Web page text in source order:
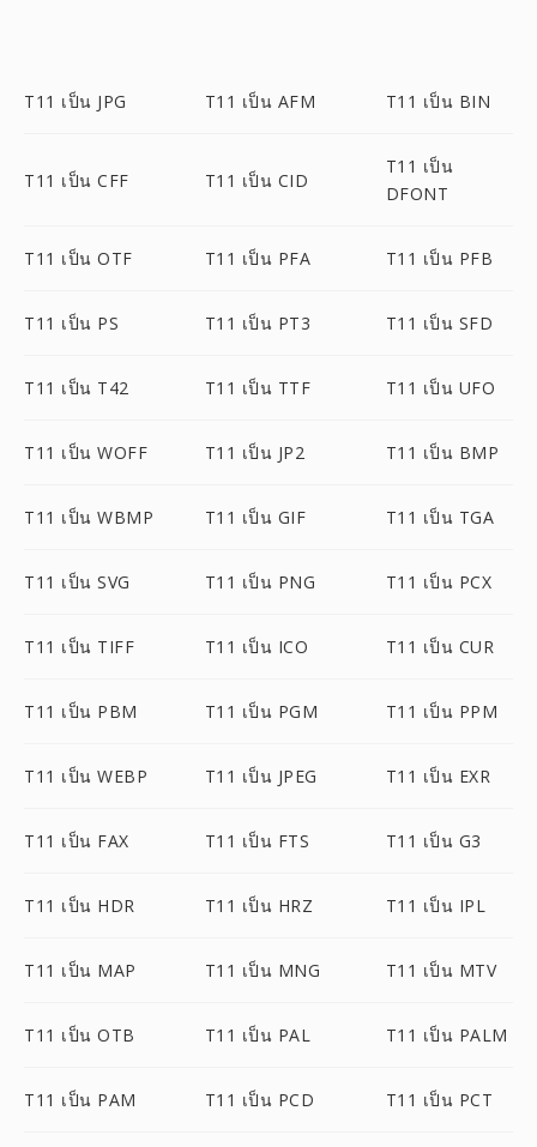
T11 เป็น JPG T11 เป็น AFM T11 เป็น BIN
T11 เป็น CFF T11 เป็น CID
T11 เป็น
DFONT
T11 เป็น OTF T11 เป็น PFA T11 เป็น PFB
T11 เป็น PS T11 เป็น PT3 T11 เป็น SFD
T11 เป็น T42 T11 เป็น TTF T11 เป็น UFO
T11 เป็น WOFF T11 เป็น JP2 T11 เป็น BMP
T11 เป็น WBMP T11 เป็น GIF T11 เป็น TGA
T11 เป็น SVG T11 เป็น PNG T11 เป็น PCX
T11 เป็น TIFF T11 เป็น ICO T11 เป็น CUR
T11 เป็น PBM T11 เป็น PGM T11 เป็น PPM
T11 เป็น WEBP T11 เป็น JPEG T11 เป็น EXR
T11 เป็น FAX T11 เป็น FTS T11 เป็น G3
T11 เป็น HDR T11 เป็น HRZ T11 เป็น IPL
T11 เป็น MAP T11 เป็น MNG T11 เป็น MTV
T11 เป็น OTB T11 เป็น PAL T11 เป็น PALM
T11 เป็น PAM T11 เป็น PCD T11 เป็น PCT